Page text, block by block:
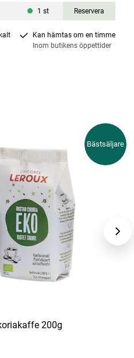
1 st Reservera
Kan hämtas om en timme
Inom butikens öppettider
Bästsäljare
200g